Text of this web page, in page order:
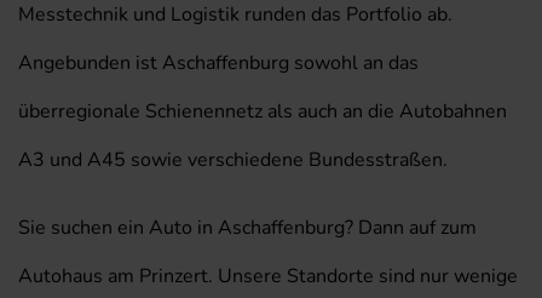
Messtechnik und Logistik runden das Portfolio ab.
Angebunden ist Aschaffenburg sowohl an das
überregionale Schienennetz als auch an die Autobahnen
A3 und A45 sowie verschiedene Bundesstraßen.
Sie suchen ein Auto in Aschaffenburg? Dann auf zum
Autohaus am Prinzert. Unsere Standorte sind nur wenige